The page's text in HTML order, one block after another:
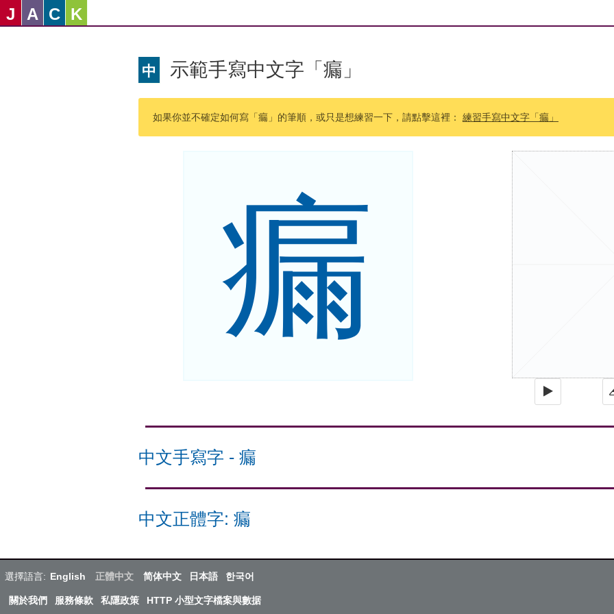
J A C K
中 示範手寫中文字「瘺」
如果你並不確定如何寫「瘺」的筆順，或只是想練習一下，請點擊這裡： 練習手寫中文字「瘺」
瘺
中文手寫字 - 瘺
中文正體字: 瘺
選擇語言: English 正體中文 简体中文 日本語 한국어
關於我們 服務條款 私隱政策 HTTP 小型文字檔案與數据